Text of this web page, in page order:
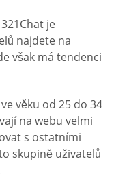
je
najdete na
však má tendenci
věku od 25 do 34
na webu velmi
s ostatními
skupině uživatelů